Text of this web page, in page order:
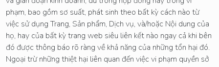
phạm, bao gồm sơ suất, phát sinh theo bất kỳ cách nào từ
việc sử dụng Trang, Sản phẩm, Dịch vụ, và/hoặc Nội dung của
họ, hay của bất kỳ trang web siêu liên kết nào ngay cả khi bên
đó được thông báo rõ ràng về khả năng của những tổn hại đó.
Ngoại trừ những thiệt hại liên quan đến việc vi phạm quyền sở